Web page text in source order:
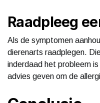
Raadpleeg
Als de symptomen
dierenarts raadplegen.
inderdaad het probleem
advies geven om de